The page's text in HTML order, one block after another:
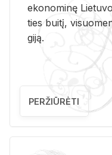
eko­no­mi­nę
ties bui­tį,
gi­ją.
PERŽIŪRĖTI